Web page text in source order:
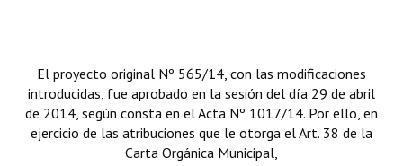
Reconocimientos - Registro
Bariloche, Municipio intercultural
Entrega de distinciones
El proyecto original Nº 565/14, con las modificaciones
introducidas, fue aprobado en la sesión del día 29 de abril
de 2014, según consta en el Acta Nº 1017/14. Por ello, en
ejercicio de las atribuciones que le otorga el Art. 38 de la
Carta Orgánica Municipal,